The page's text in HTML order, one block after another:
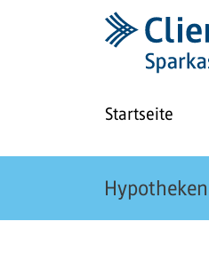
Startseite
Hypotheken